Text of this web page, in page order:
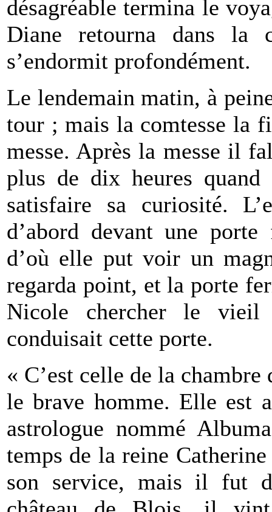
désagréable termina le
Diane retourna dans la
s’endormit profondément.
Le lendemain matin, à
tour ; mais la comtesse la
messe. Après la messe il
plus de dix heures quand
satisfaire sa curiosité.
d’abord devant une
d’où elle put voir un
regarda point, et la porte
Nicole chercher le vieil
conduisait cette porte.
« C’est celle de la
le brave homme. Elle est
astrologue nommé
temps de la reine
son service, mais il fut